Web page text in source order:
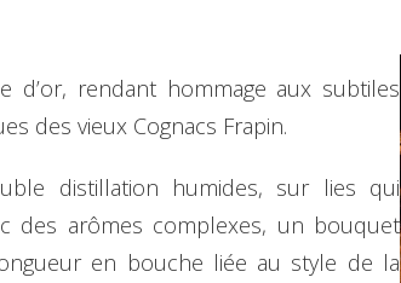
d’or, rendant hommage aux subtiles
des vieux Cognacs Frapin.
distillation humides, sur lies qui
des arômes complexes, un bouquet
en bouche liée au style de la